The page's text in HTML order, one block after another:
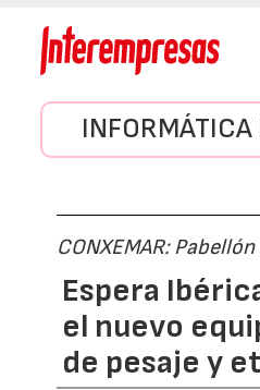
CONXEMAR:
Espera
el nuevo
de pesaje y